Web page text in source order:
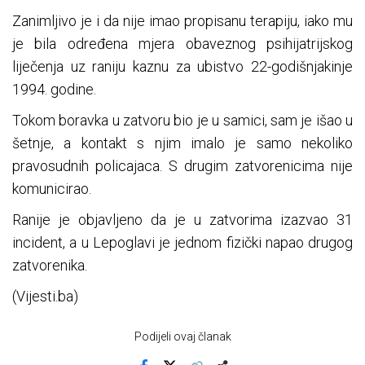
Zanimljivo je i da nije imao propisanu terapiju, iako mu
je bila određena mjera obaveznog psihijatrijskog
liječenja uz raniju kaznu za ubistvo 22-godišnjakinje
1994. godine.
Tokom boravka u zatvoru bio je u samici, sam je išao u
šetnje, a kontakt s njim imalo je samo nekoliko
pravosudnih policajaca. S drugim zatvorenicima nije
komunicirao.
Ranije je objavljeno da je u zatvorima izazvao 31
incident, a u Lepoglavi je jednom fizički napao drugog
zatvorenika.
(Vijesti.ba)
Podijeli ovaj članak